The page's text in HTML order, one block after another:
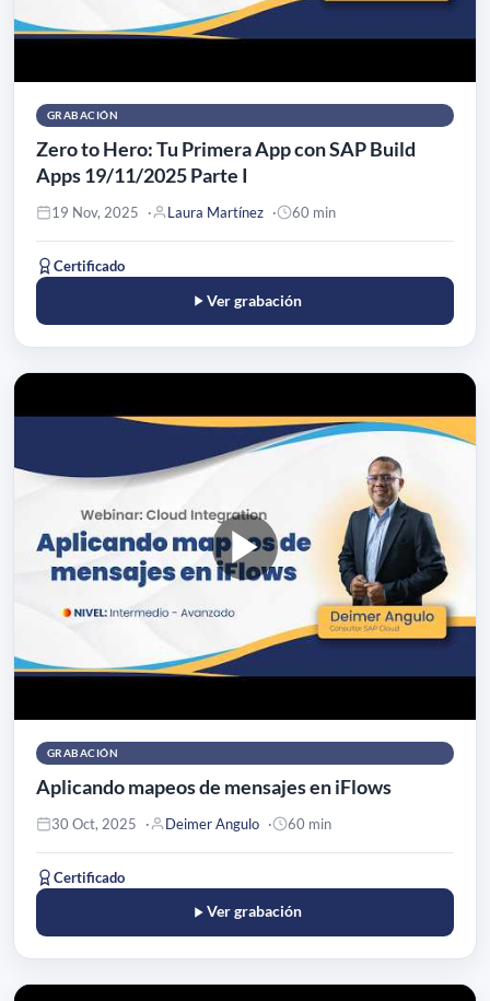
GRABACIÓN
Zero to Hero: Tu Primera App con SAP Build
Apps 19/11/2025 Parte I
19 Nov, 2025 Laura Martínez 60 min
Certificado
Ver grabación
GRABACIÓN
Aplicando mapeos de mensajes en iFlows
30 Oct, 2025 Deimer Angulo 60 min
Certificado
Ver grabación